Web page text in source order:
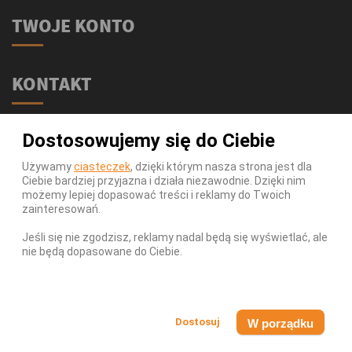
Dostosowujemy się do Ciebie
Używamyciasteczek, dzięki którym nasza strona jest dla
Ciebie bardziej przyjazna i działa niezawodnie. Dzięki nim
możemy lepiej dopasować treści i reklamy do Twoich
zainteresowań.
Jeśli się nie zgodzisz, reklamy nadal będą się wyświetlać, ale
nie będą dopasowane do Ciebie.
W porządku
TWOJE KONTO
KONTAKT
ul. Stołeczna 2/lok 102
15-879 Białystok
Telefon:
539 111 590
Infolinia:Pn-Pt 9-17
E-mail:
info@swiatsupli.pl